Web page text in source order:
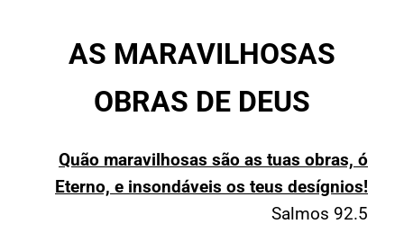
AS MARAVILHOSAS
OBRAS DE DEUS
Quão maravilhosas são as tuas obras, ó
Eterno, e insondáveis os teus desígnios!
Salmos 92.5